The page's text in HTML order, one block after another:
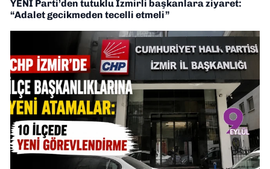
YENİ Parti’den tutuklu İzmirli başkanlara ziyaret:
“Adalet gecikmeden tecelli etmeli”